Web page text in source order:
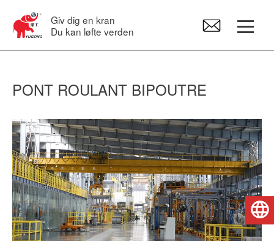
Giv dig en kran
Du kan løfte verden
Svingkraner
Elektrisk hejseværk
Kran Reservedele
PONT ROULANT BIPOUTRE
Dansk